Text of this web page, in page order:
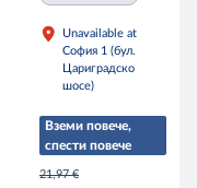
Unavailable at
София 1 (бул.
Цариградско
шосе)
Вземи повече,
спести повече
21,97 €